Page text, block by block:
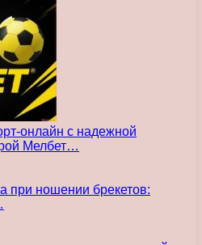
онлайн с надежной
Мелбет…
при ношении брекетов: